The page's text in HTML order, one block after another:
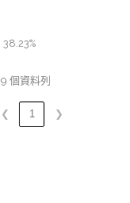
38.23%
個資料列
❮ 1 ❯